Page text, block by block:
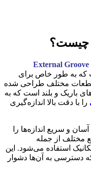
چیست؟
(External
که به طور خاص برای
مختلف طراحی شده
باریک و بلند است که به
را با دقت بالا اندازه‌گیری
و سریع اندازه‌ها را
مختلف از جمله
استفاده می‌شود. این
دسترسی به آن‌ها دشوار